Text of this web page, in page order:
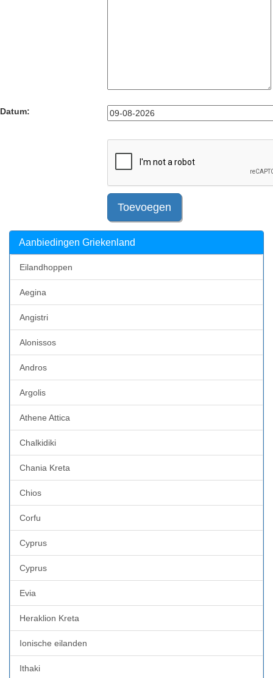
Datum:
Toevoegen
Aanbiedingen Griekenland
Eilandhoppen
Aegina
Angistri
Alonissos
Andros
Argolis
Athene Attica
Chalkidiki
Chania Kreta
Chios
Corfu
Cyprus
Cyprus
Evia
Heraklion Kreta
Ionische eilanden
Ithaki